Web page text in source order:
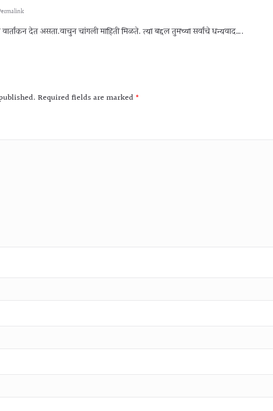
देत असता.वाचुन चांगली माहिती मिळते. त्या बद्दल तुमच्या सर्वांचे धन्यवाद….
Required fields are marked *